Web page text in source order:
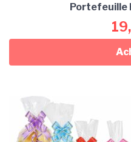
Portefeuille